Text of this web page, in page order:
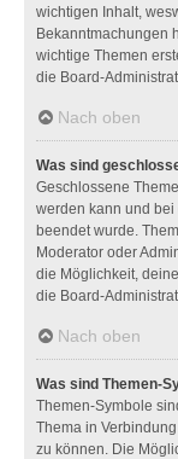
wichtigen Inhalt,
Bekanntmachungen
wichtige Themen
die Board-
Nach oben
Was sind
Geschlossene
werden kann und
beendet wurde.
Moderator oder
die Möglichkeit,
die Board-
Nach oben
Was sind Themen-
Themen-Symbole
Thema in
zu können. Die